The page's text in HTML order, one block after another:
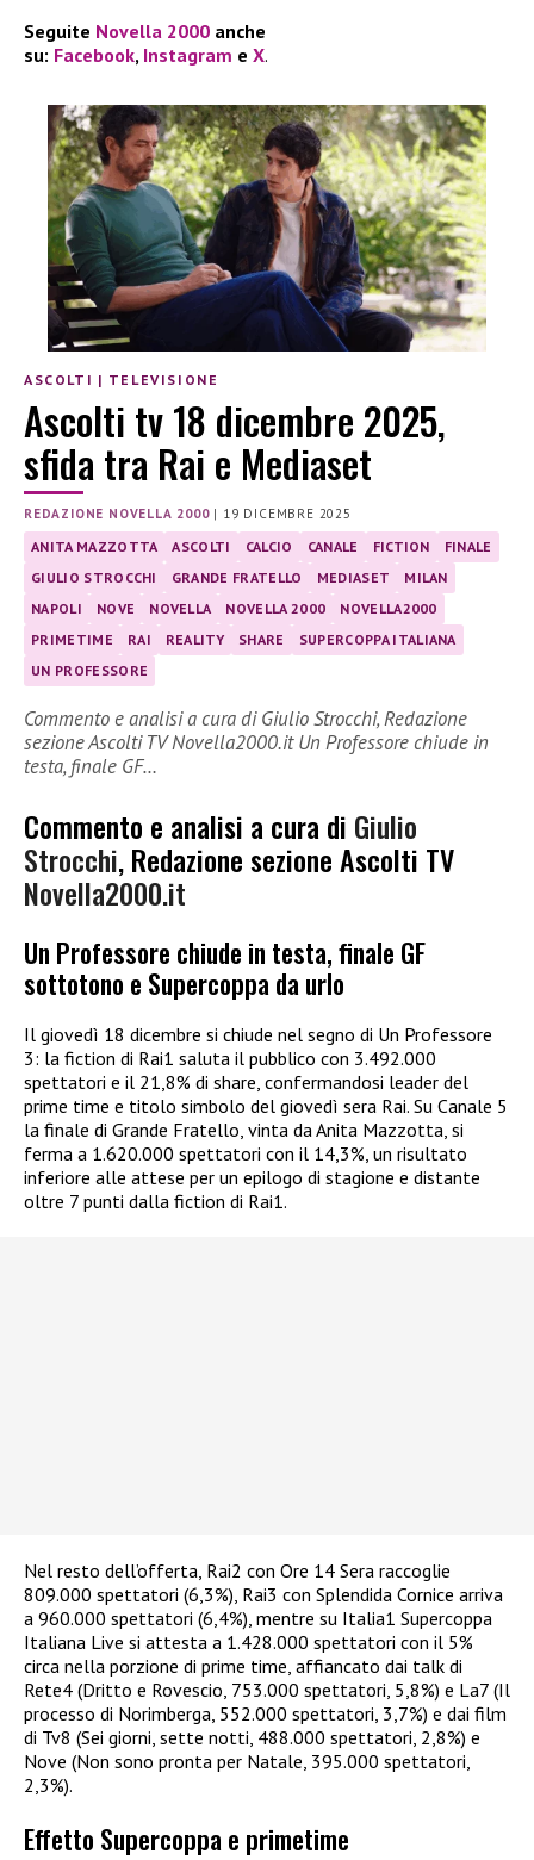
Seguite Novella 2000 anche
su: Facebook, Instagram e X.
ASCOLTI | TELEVISIONE
Ascolti tv 18 dicembre 2025,
sfida tra Rai e Mediaset
REDAZIONE NOVELLA 2000| 19 DICEMBRE 2025
ANITA MAZZOTTA ASCOLTI CALCIO CANALE FICTION
FINALE
GIULIO STROCCHI
GRANDE FRATELLO MEDIASET
MILAN
NAPOLI
NOVE NOVELLA NOVELLA 2000
NOVELLA2000
PRIMETIME
RAI REALITY SHARE
SUPERCOPPA ITALIANA
UN PROFESSORE
Commento e analisi a cura di Giulio Strocchi, Redazione
sezione Ascolti TV Novella2000.it Un Professore chiude in
testa, finale GF…
Commento e analisi a cura di Giulio
Strocchi, Redazione sezione Ascolti TV
Novella2000.it
Un Professore chiude in testa, finale GF
sottotono e Supercoppa da urlo
Il giovedì 18 dicembre si chiude nel segno di Un Professore
3: la fiction di Rai1 saluta il pubblico con 3.492.000
spettatori e il 21,8% di share, confermandosi leader del
prime time e titolo simbolo del giovedì sera Rai. Su Canale 5
la finale di Grande Fratello, vinta da Anita Mazzotta, si
ferma a 1.620.000 spettatori con il 14,3%, un risultato
inferiore alle attese per un epilogo di stagione e distante
oltre 7 punti dalla fiction di Rai1.
Nel resto dell’offerta, Rai2 con Ore 14 Sera raccoglie
809.000 spettatori (6,3%), Rai3 con Splendida Cornice arriva
a 960.000 spettatori (6,4%), mentre su Italia1 Supercoppa
Italiana Live si attesta a 1.428.000 spettatori con il 5%
circa nella porzione di prime time, affiancato dai talk di
Rete4 (Dritto e Rovescio, 753.000 spettatori, 5,8%) e La7 (Il
processo di Norimberga, 552.000 spettatori, 3,7%) e dai film
di Tv8 (Sei giorni, sette notti, 488.000 spettatori, 2,8%) e
Nove (Non sono pronta per Natale, 395.000 spettatori,
2,3%).​
Effetto Supercoppa e primetime